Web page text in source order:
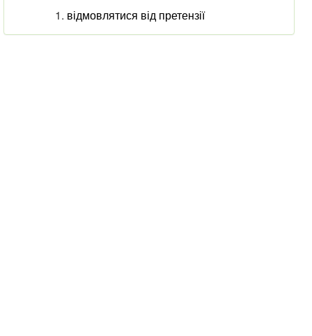
відмовлятися від претензії